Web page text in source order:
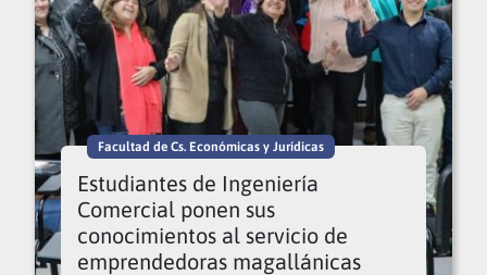
Facultad de Cs. Económicas y Jurídicas
Estudiantes de Ingeniería
Comercial ponen sus
conocimientos al servicio de
emprendedoras magallánicas